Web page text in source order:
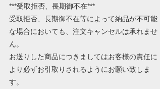
***受取拒否、長期御不在***
受取拒否、長期御不在等によって納品が不可能
な場合においても、注文キャンセルは承れませ
ん。
お送りした商品につきましてはお客様の責任に
より必ずお引取りされるようにお願い致しま
す。